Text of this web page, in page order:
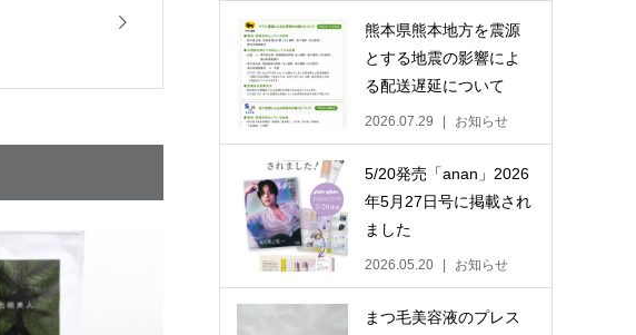
熊本県熊本地方を震源
とする地震の影響によ
る配送遅延について
2026.07.29 お知らせ
5/20発売「anan」2026
年5月27日号に掲載され
ました
2026.05.20 お知らせ
まつ毛美容液のプレス